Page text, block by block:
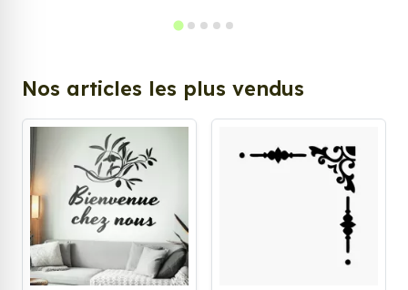
Nos articles les plus vendus